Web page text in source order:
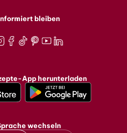
bleiben
App herunterladen
wechseln